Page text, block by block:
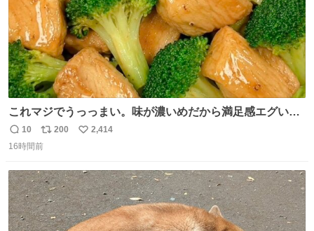
これマジでうっっまい。味が濃いめだから満足感エグいし
1週間で3キロ痩せた😭
返
信
10
リ
ポ
ト
数
200
い
数
2,414
16時間前